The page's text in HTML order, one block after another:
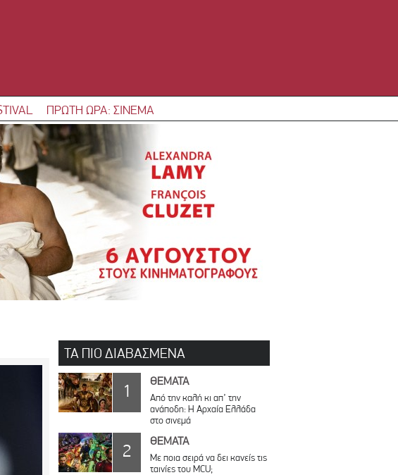
ΠΡΩΤΗ ΩΡΑ: ΣΙΝΕΜΑ
ΤΑ ΠΙΟ ΔΙΑΒΑΣΜΕΝΑ
1 ΘΕΜΑΤΑ
Από την καλή κι απ’ την
ανάποδη: Η Αρχαία Ελλάδα
στο σινεμά
2 ΘΕΜΑΤΑ
Με ποια σειρά να δει κανείς τις
ταινίες του MCU;